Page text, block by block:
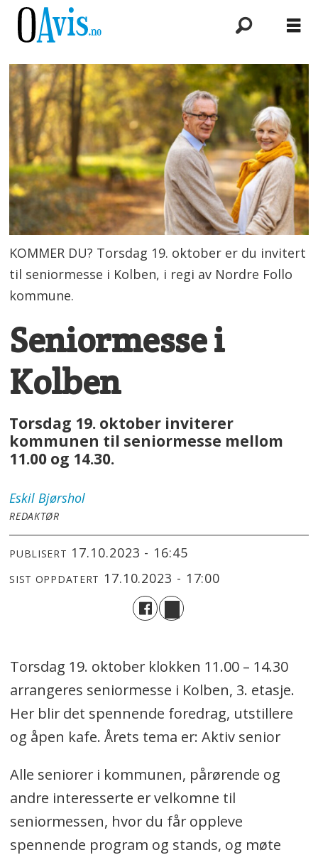
KOMMER DU? Torsdag 19. oktober er du invitert
til seniormesse i Kolben, i regi av Nordre Follo
kommune.
Seniormesse i
Kolben
Torsdag 19. oktober inviterer
kommunen til seniormesse mellom
11.00 og 14.30.
Eskil Bjørshol
REDAKTØR
PUBLISERT 17.10.2023 - 16:45
SIST OPPDATERT 17.10.2023 - 17:00
Torsdag 19. oktober klokken 11.00 – 14.30
arrangeres seniormesse i Kolben, 3. etasje.
Her blir det spennende foredrag, utstillere
og åpen kafe. Årets tema er: Aktiv senior
Alle seniorer i kommunen, pårørende og
andre interesserte er velkomne til
seniormessen, hvor du får oppleve
spennende program og stands, og møte